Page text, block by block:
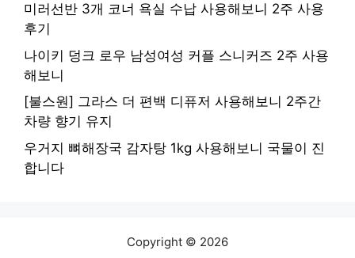
미러선반 3개 코너 욕실 수납 사용해보니 2주 사용
후기
나이키 덩크 로우 남성여성 커플 스니커즈 2주 사용
해보니
[불스원] 그라스 더 편백 디퓨저 사용해보니 2주간
차량 향기 유지
우거지 뼈해장국 감자탕 1kg 사용해보니 국물이 진
합니다
Copyright © 2026